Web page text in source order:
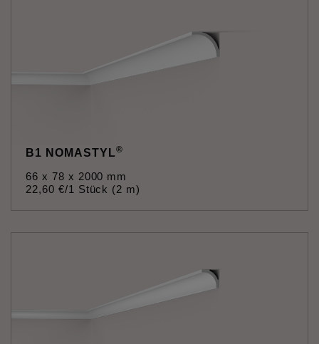
B1 NOMASTYL®
66 x 78 x 2000 mm
22,60 €/1 Stück (2 m)